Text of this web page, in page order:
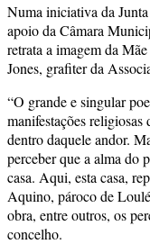
Numa iniciativa da
apoio da Câmara
retrata a imagem da
Jones, grafiter da
“O grande e singular
manifestações
dentro daquele andor.
perceber que a alma do
casa. Aqui, esta casa,
Aquino, pároco de
obra, entre outros, os
concelho.